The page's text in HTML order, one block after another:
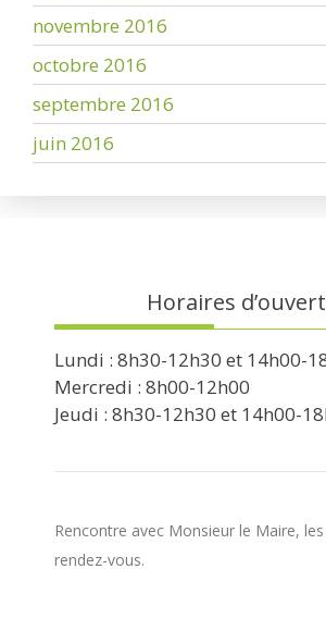
novembre 2016
octobre 2016
septembre 2016
juin 2016
Horaires
Lundi : 8h30-12h30 et 14h00-
Mercredi : 8h00-12h00
Jeudi : 8h30-12h30 et 14h00-
Rencontre avec Monsieur le Maire,
rendez-vous.